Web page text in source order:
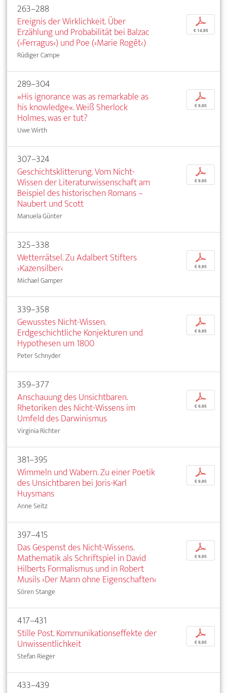
263–288
Ereignis der Wirklichkeit. Über
Erzählung und Probabilität bei Balzac
(›Ferragus‹) und Poe (›Marie Rogêt‹)
Rüdiger Campe
p
€ 14,95
289–304
»His ignorance was as remarkable as
his knowledge«. Weiß Sherlock
Holmes, was er tut?
Uwe Wirth
p
€ 9,95
307–324
Geschichtsklitterung. Vom Nicht-
Wissen der Literaturwissenschaft am
Beispiel des historischen Romans –
Naubert und Scott
Manuela Günter
p
€ 9,95
325–338
Wetterrätsel. Zu Adalbert Stifters
›Kazensilber‹
Michael Gamper
p
€ 9,95
339–358
Gewusstes Nicht-Wissen.
Erdgeschichtliche Konjekturen und
Hypothesen um 1800
Peter Schnyder
p
€ 9,95
359–377
Anschauung des Unsichtbaren.
Rhetoriken des Nicht-Wissens im
Umfeld des Darwinismus
Virginia Richter
p
€ 9,95
381–395
Wimmeln und Wabern. Zu einer Poetik
des Unsichtbaren bei Joris-Karl
Huysmans
Anne Seitz
p
€ 9,95
397–415
Das Gespenst des Nicht-Wissens.
Mathematik als Schriftspiel in David
Hilberts Formalismus und in Robert
Musils ›Der Mann ohne Eigenschaften‹
Sören Stange
p
€ 9,95
417–431
Stille Post. Kommunikationseffekte der
Unwissentlichkeit
Stefan Rieger
p
€ 9,95
433–439